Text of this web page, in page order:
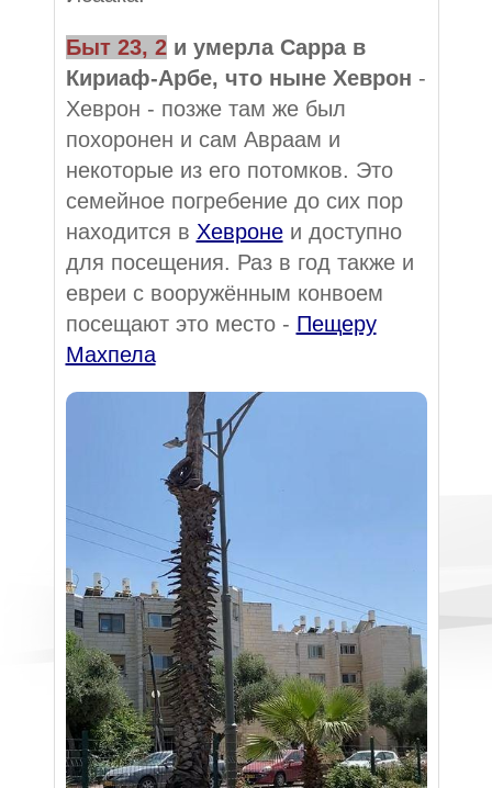
Быт 23, 2 и умерла Сарра в
Кириаф-Арбе, что ныне Хеврон -
Хеврон - позже там же был
похоронен и сам Авраам и
некоторые из его потомков. Это
семейное погребение до сих пор
находится в Хевронеи доступно
для посещения. Раз в год также и
евреи с вооружённым конвоем
посещают это место - Пещеру
Махпела